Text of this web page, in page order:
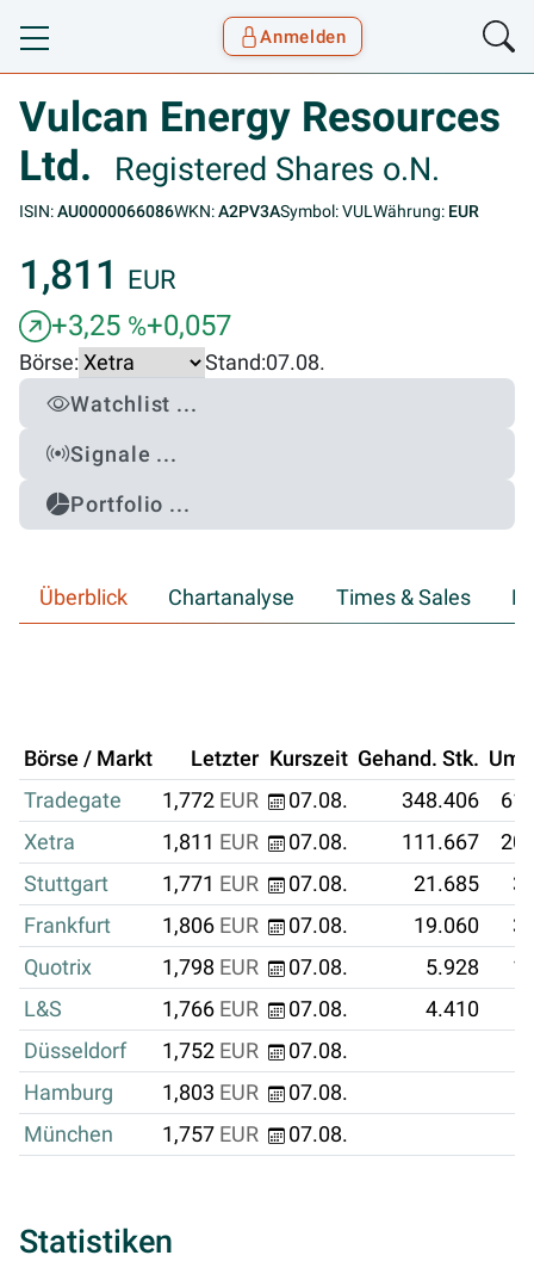
Toggle navigation
Anmelden
Vulcan Energy Resources
Ltd.
Registered Shares o.N.
ISIN:AU0000066086WKN:A2PV3ASymbol: VUL Währung: EUR
1,811 EUR
+3,25 %+0,057
Börse: Stand:07.08.
Watchlist ...
Signale ...
Portfolio ...
Überblick Chartanalyse Times & Sales
Börse / Markt Letzter Kurszeit Gehand. Stk.
Tradegate
1,772 EUR 07.08. 348.406
Xetra
1,811 EUR 07.08. 111.667
Stuttgart
1,771 EUR 07.08. 21.685
Frankfurt
1,806 EUR 07.08. 19.060
Quotrix
1,798 EUR 07.08. 5.928
L&S
1,766 EUR 07.08. 4.410
Düsseldorf
1,752 EUR
07.08.
Hamburg
1,803 EUR
07.08.
München
1,757 EUR 07.08.
Statistiken